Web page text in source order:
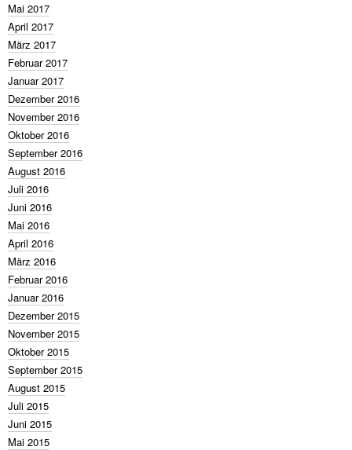
Mai 2017
April 2017
März 2017
Februar 2017
Januar 2017
Dezember 2016
November 2016
Oktober 2016
September 2016
August 2016
Juli 2016
Juni 2016
Mai 2016
April 2016
März 2016
Februar 2016
Januar 2016
Dezember 2015
November 2015
Oktober 2015
September 2015
August 2015
Juli 2015
Juni 2015
Mai 2015